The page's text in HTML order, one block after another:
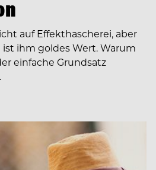
auf Effekthascherei, aber
ist ihm goldes Wert. Warum
einfache Grundsatz